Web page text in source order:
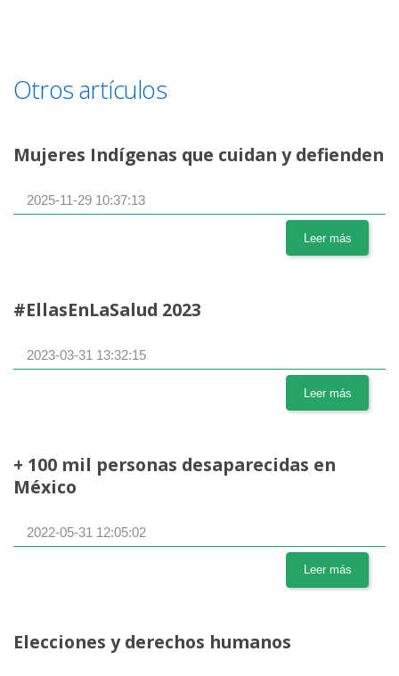
Otros artículos
Mujeres Indígenas que cuidan y defienden
2025-11-29 10:37:13
Leer más
#EllasEnLaSalud 2023
2023-03-31 13:32:15
Leer más
+ 100 mil personas desaparecidas en
México
2022-05-31 12:05:02
Leer más
Elecciones y derechos humanos